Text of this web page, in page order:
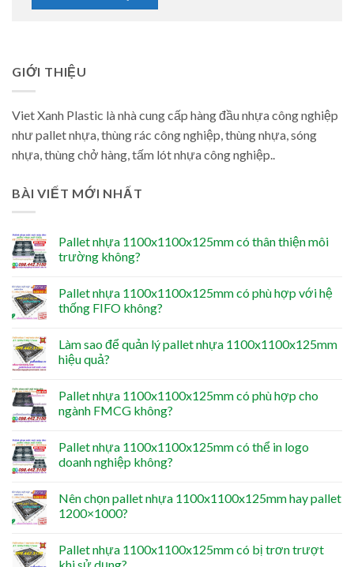
GIỚI THIỆU
Viet Xanh Plastic là nhà cung cấp hàng đầu nhựa công nghiệp
như pallet nhựa, thùng rác công nghiệp, thùng nhựa, sóng
nhựa, thùng chở hàng, tấm lót nhựa công nghiệp..
BÀI VIẾT MỚI NHẤT
Pallet nhựa 1100x1100x125mm có thân thiện môi
trường không?
Pallet nhựa 1100x1100x125mm có phù hợp với hệ
thống FIFO không?
Làm sao để quản lý pallet nhựa 1100x1100x125mm
hiệu quả?
Pallet nhựa 1100x1100x125mm có phù hợp cho
ngành FMCG không?
Pallet nhựa 1100x1100x125mm có thể in logo
doanh nghiệp không?
Nên chọn pallet nhựa 1100x1100x125mm hay pallet
1200×1000?
Pallet nhựa 1100x1100x125mm có bị trơn trượt